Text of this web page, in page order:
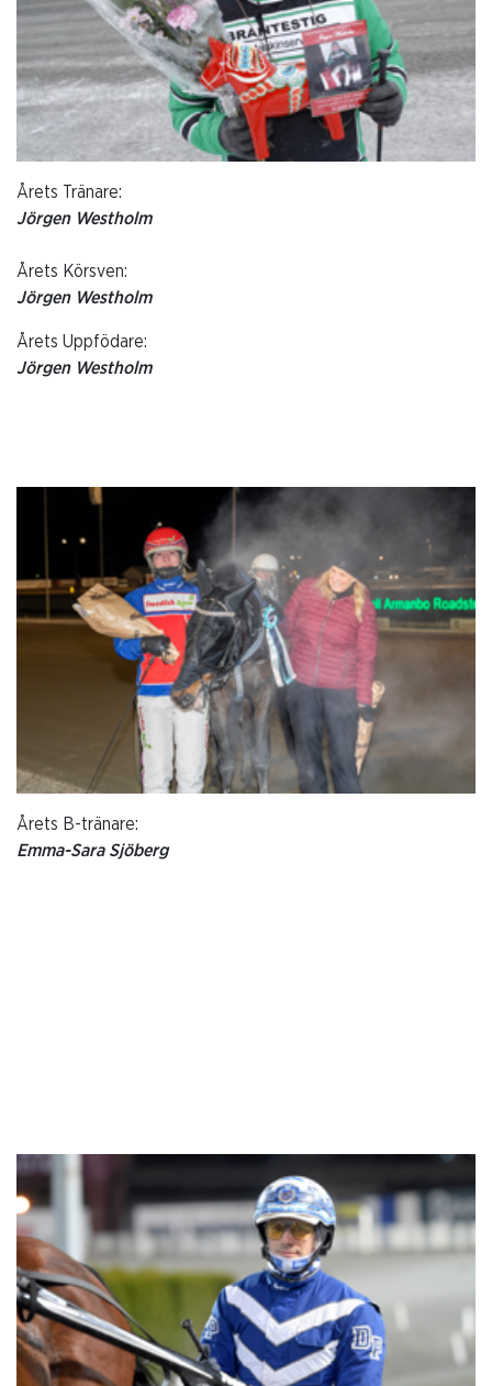
Årets Tränare:
Jörgen Westholm
Årets Körsven:
Jörgen Westholm
Årets Uppfödare:
Jörgen Westholm
Årets B-tränare:
Emma-Sara Sjöberg